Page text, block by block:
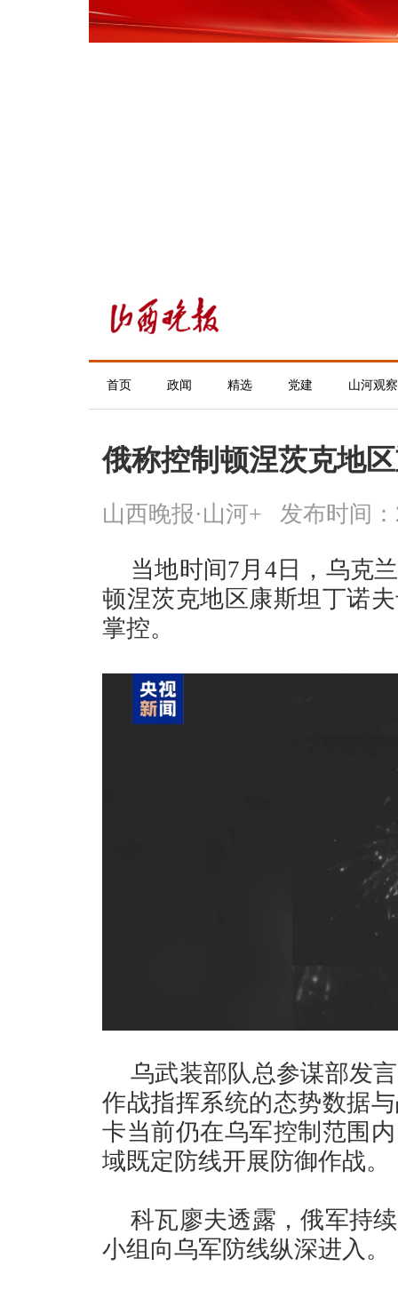
首页 政闻 精选 党建 山河观察
俄称控制顿涅茨克地
山西晚报·山河+ 发布时间：
当地时间7月4日，乌克
顿涅茨克地区康斯坦丁诺
掌控。
乌武装部队总参谋部发
作战指挥系统的态势数据
卡当前仍在乌军控制范围
域既定防线开展防御作战。
科瓦廖夫透露，俄军持
小组向乌军防线纵深进入。